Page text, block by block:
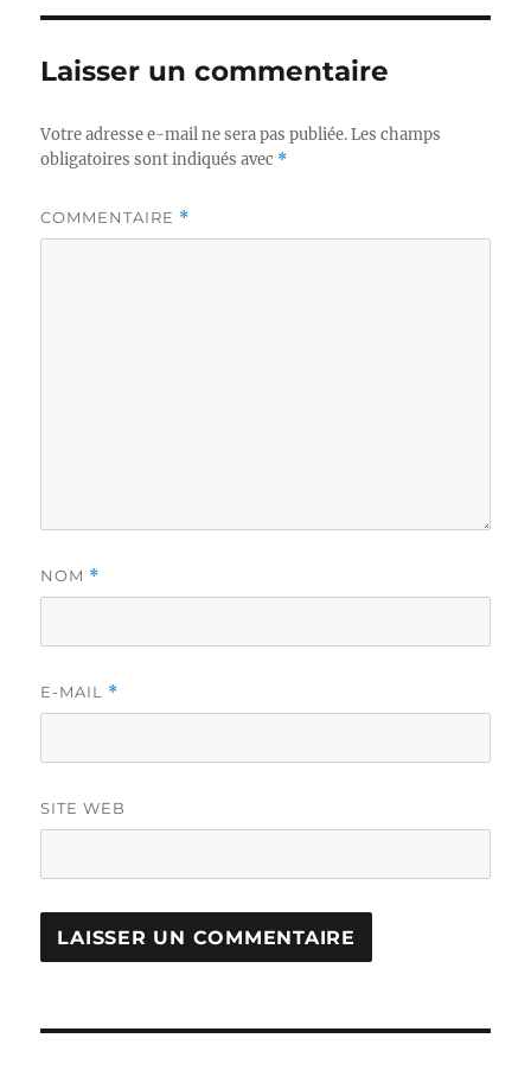
Laisser un commentaire
Votre adresse e-mail ne sera pas publiée. Les champs
obligatoires sont indiqués avec *
COMMENTAIRE *
NOM *
E-MAIL *
SITE WEB